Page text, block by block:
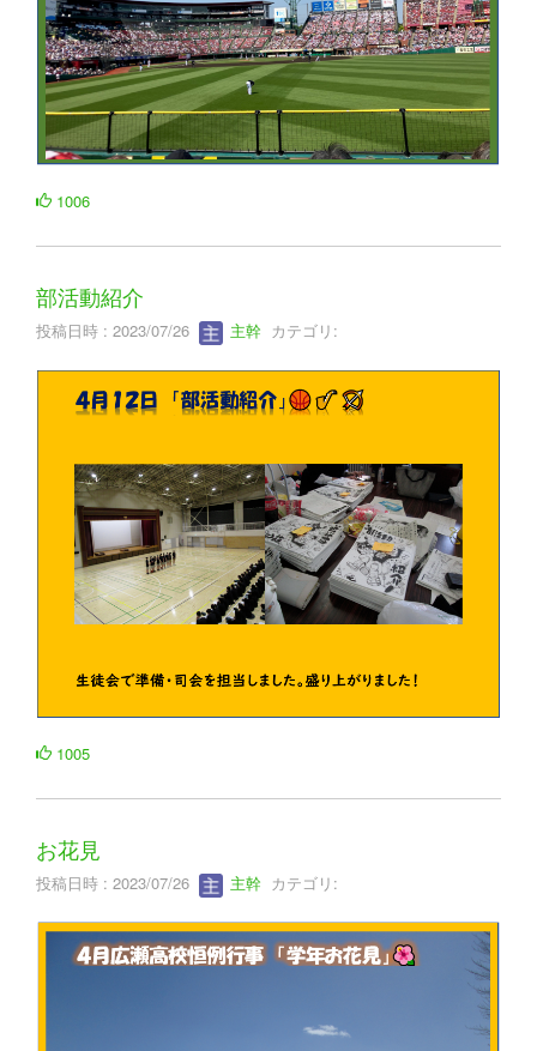
1006
部活動紹介
投稿日時 : 2023/07/26 主幹 カテゴリ:
1005
お花見
投稿日時 : 2023/07/26 主幹 カテゴリ: